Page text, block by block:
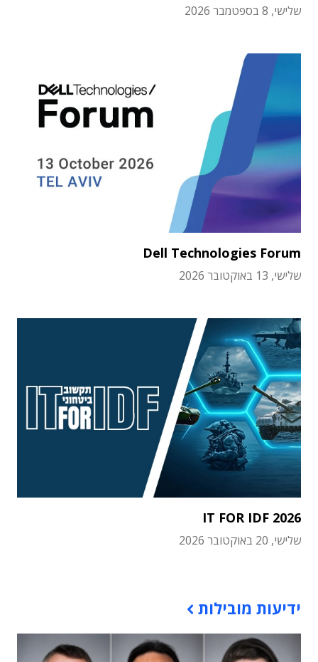
שלישי, 8 בספטמבר 2026
Dell Technologies Forum
שלישי, 13 באוקטובר 2026
IT FOR IDF 2026
שלישי, 20 באוקטובר 2026
ידיעות מובילות